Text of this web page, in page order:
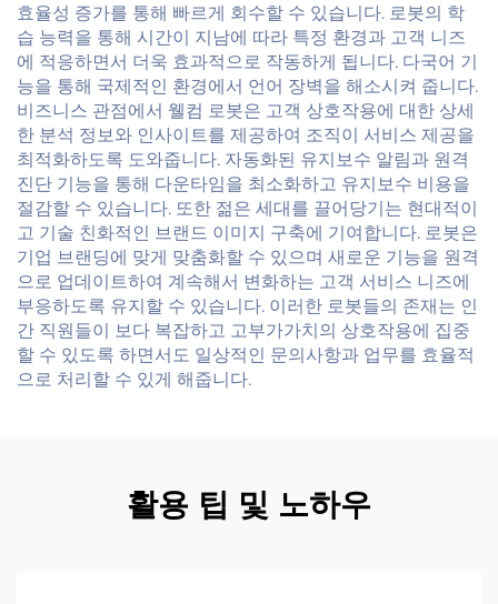
효율성 증가를 통해 빠르게 회수할 수 있습니다. 로봇의 학
습 능력을 통해 시간이 지남에 따라 특정 환경과 고객 니즈
에 적응하면서 더욱 효과적으로 작동하게 됩니다. 다국어 기
능을 통해 국제적인 환경에서 언어 장벽을 해소시켜 줍니다.
비즈니스 관점에서 웰컴 로봇은 고객 상호작용에 대한 상세
한 분석 정보와 인사이트를 제공하여 조직이 서비스 제공을
최적화하도록 도와줍니다. 자동화된 유지보수 알림과 원격
진단 기능을 통해 다운타임을 최소화하고 유지보수 비용을
절감할 수 있습니다. 또한 젊은 세대를 끌어당기는 현대적이
고 기술 친화적인 브랜드 이미지 구축에 기여합니다. 로봇은
기업 브랜딩에 맞게 맞춤화할 수 있으며 새로운 기능을 원격
으로 업데이트하여 계속해서 변화하는 고객 서비스 니즈에
부응하도록 유지할 수 있습니다. 이러한 로봇들의 존재는 인
간 직원들이 보다 복잡하고 고부가가치의 상호작용에 집중
할 수 있도록 하면서도 일상적인 문의사항과 업무를 효율적
으로 처리할 수 있게 해줍니다.
활용 팁 및 노하우